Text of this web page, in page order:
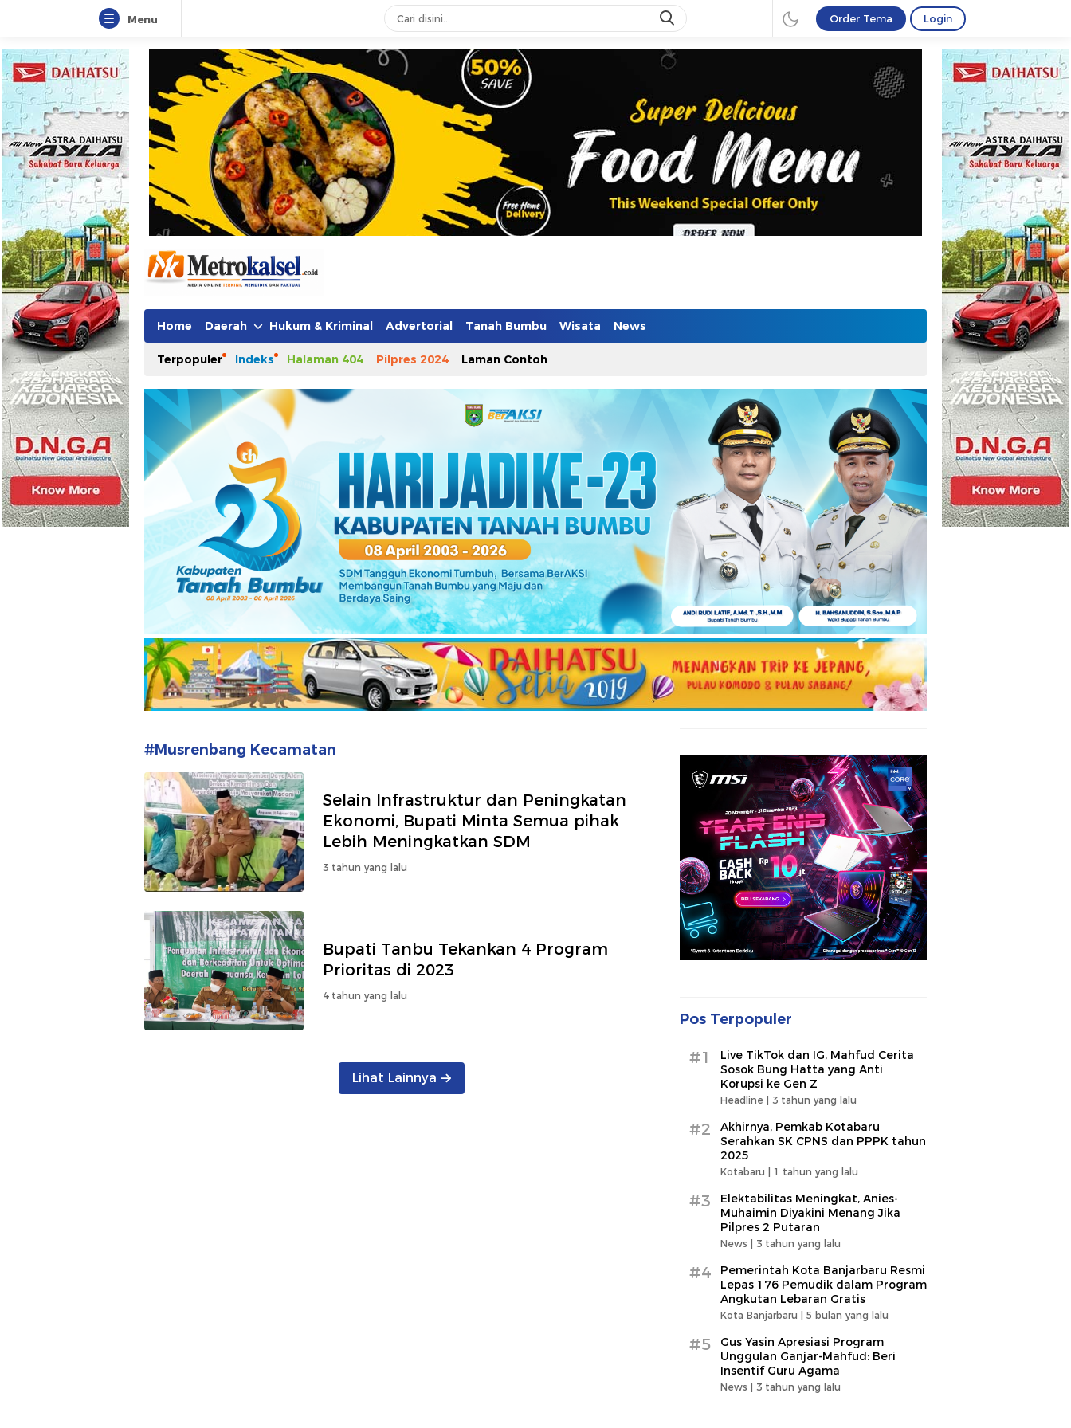
Menu Order Tema Login
Metro Kalsel
Media Online Terkini, Faktual dan Mendidik
Home Daerah Hukum & Kriminal Advertorial Tanah Bumbu Wisata News
Terpopuler Indeks Halaman 404 Pilpres 2024 Laman Contoh
#Musrenbang Kecamatan
Selain Infrastruktur dan Peningkatan
Ekonomi, Bupati Minta Semua pihak
Lebih Meningkatkan SDM
3 tahun yang lalu
Bupati Tanbu Tekankan 4 Program
Prioritas di 2023
4 tahun yang lalu
Lihat Lainnya
Pos Terpopuler
#1
Live TikTok dan IG, Mahfud Cerita
Sosok Bung Hatta yang Anti
Korupsi ke Gen Z
Headline | 3 tahun yang lalu
#2
Akhirnya, Pemkab Kotabaru
Serahkan SK CPNS dan PPPK tahun
2025
Kotabaru | 1 tahun yang lalu
#3
Elektabilitas Meningkat, Anies-
Muhaimin Diyakini Menang Jika
Pilpres 2 Putaran
News | 3 tahun yang lalu
#4
Pemerintah Kota Banjarbaru Resmi
Lepas 176 Pemudik dalam Program
Angkutan Lebaran Gratis
Kota Banjarbaru | 5 bulan yang lalu
#5
Gus Yasin Apresiasi Program
Unggulan Ganjar-Mahfud: Beri
Insentif Guru Agama
News | 3 tahun yang lalu